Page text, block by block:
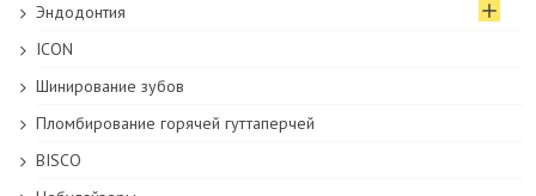
Эндодонтия
ICON
Шинирование зубов
Пломбирование горячей гуттаперчей
BISCO